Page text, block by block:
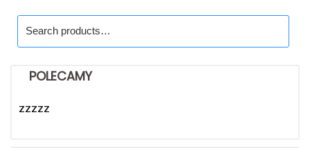
for:
POLECAMY
zzzzz